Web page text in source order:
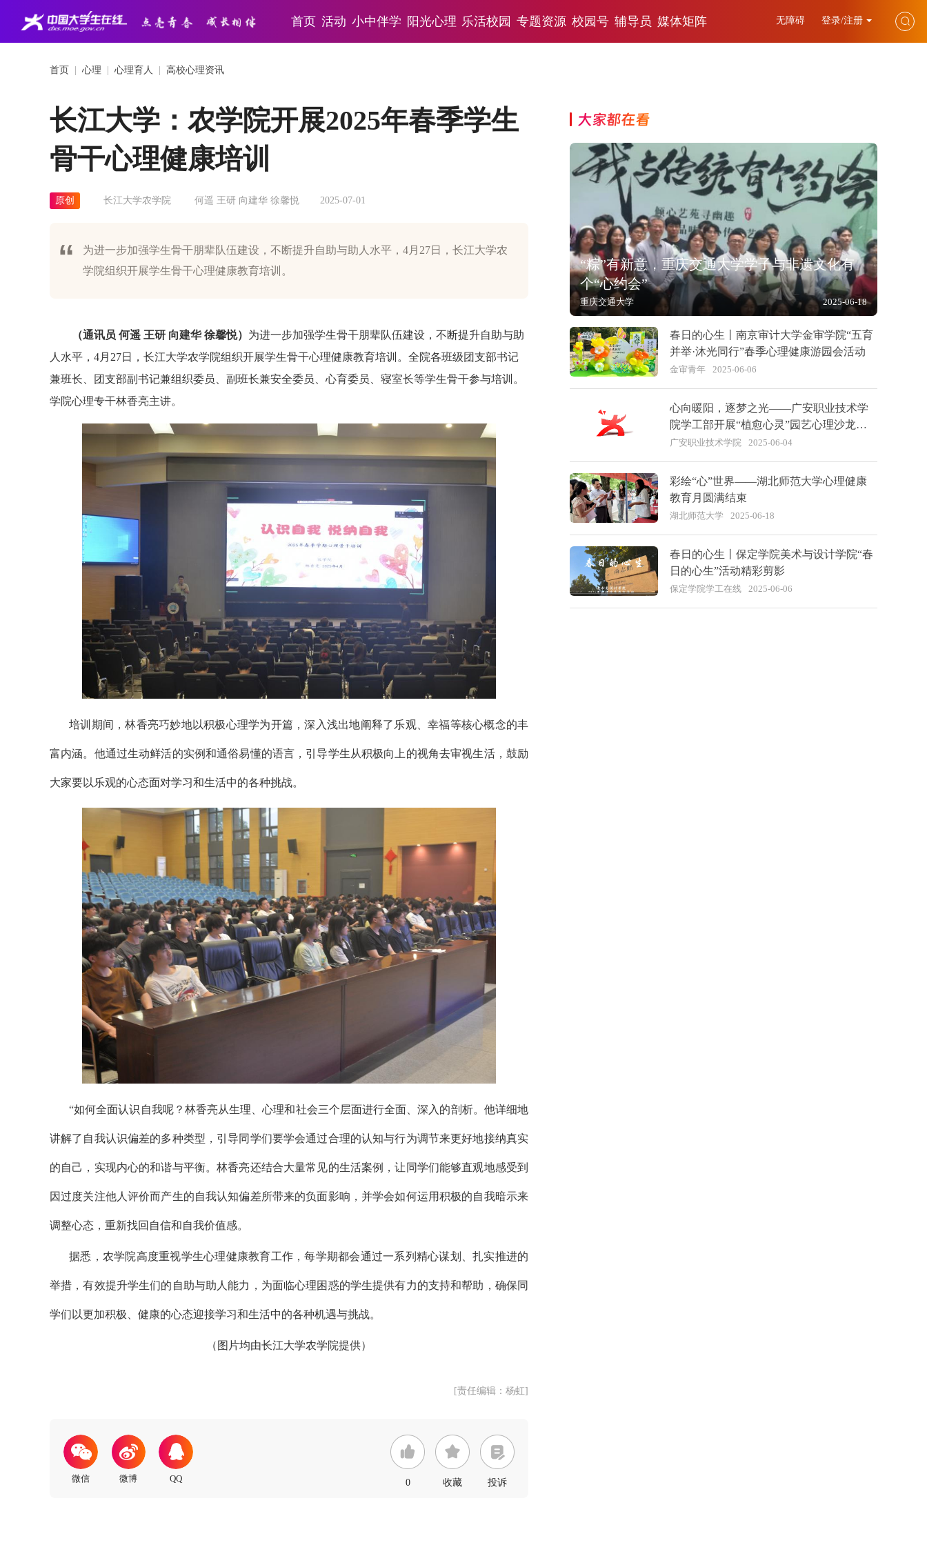
首页 活动 小中伴学 阳光心理 乐活校园 专题资源 校园号 辅导员 媒体矩阵 无障碍 登录/注册
首页 心理 心理育人 高校心理资讯
长江大学：农学院开展2025年春季学生
骨干心理健康培训
原创 长江大学农学院 何遥 王研 向建华 徐馨悦 2025-07-01
为进一步加强学生骨干朋辈队伍建设，不断提升自助与助人水平，4月27日，长江大学农
学院组织开展学生骨干心理健康教育培训。
（通讯员 何遥 王研 向建华 徐馨悦） 为进一步加强学生骨干朋辈队伍建设，不断提升自助与助
人水平，4月27日，长江大学农学院组织开展学生骨干心理健康教育培训。全院各班级团支部书记
兼班长、团支部副书记兼组织委员、副班长兼安全委员、心育委员、寝室长等学生骨干参与培训。
学院心理专干林香亮主讲。
培训期间，林香亮巧妙地以积极心理学为开篇，深入浅出地阐释了乐观、幸福等核心概念的丰
富内涵。他通过生动鲜活的实例和通俗易懂的语言，引导学生从积极向上的视角去审视生活，鼓励
大家要以乐观的心态面对学习和生活中的各种挑战。
“如何全面认识自我呢？林香亮从生理、心理和社会三个层面进行全面、深入的剖析。他详细地
讲解了自我认识偏差的多种类型，引导同学们要学会通过合理的认知与行为调节来更好地接纳真实
的自己，实现内心的和谐与平衡。林香亮还结合大量常见的生活案例，让同学们能够直观地感受到
因过度关注他人评价而产生的自我认知偏差所带来的负面影响，并学会如何运用积极的自我暗示来
调整心态，重新找回自信和自我价值感。
据悉，农学院高度重视学生心理健康教育工作，每学期都会通过一系列精心谋划、扎实推进的
举措，有效提升学生们的自助与助人能力，为面临心理困惑的学生提供有力的支持和帮助，确保同
学们以更加积极、健康的心态迎接学习和生活中的各种机遇与挑战。
（图片均由长江大学农学院提供）
[责任编辑：杨虹]
0 收藏 投诉
大家都在看
“粽”有新意，重庆交通大学学子与非遗文化有
个“心约会”
重庆交通大学 2025-06-18
春日的心生丨南京审计大学金审学院“五育
并举·沐光同行”春季心理健康游园会活动
金审青年 2025-06-06
心向暖阳，逐梦之光——广安职业技术学
院学工部开展“植愈心灵”园艺心理沙龙活
动
广安职业技术学院 2025-06-04
彩绘“心”世界——湖北师范大学心理健康
教育月圆满结束
湖北师范大学 2025-06-18
春日的心生丨保定学院美术与设计学院“春
日的心生”活动精彩剪影
保定学院学工在线 2025-06-06